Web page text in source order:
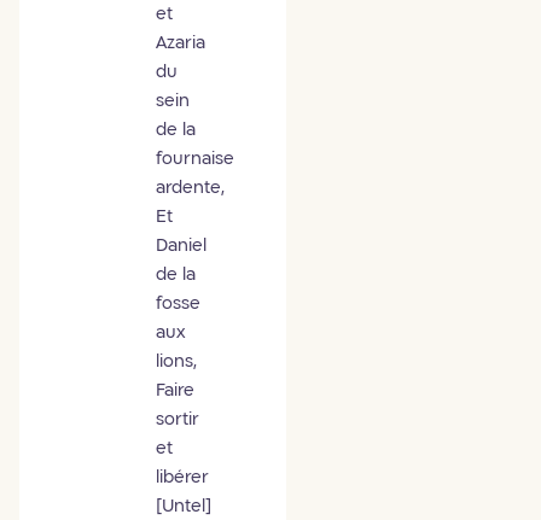
et
Azaria
du
sein
de la
fournaise
ardente,
Et
Daniel
de la
fosse
aux
lions,
Faire
sortir
et
libérer
[Untel]